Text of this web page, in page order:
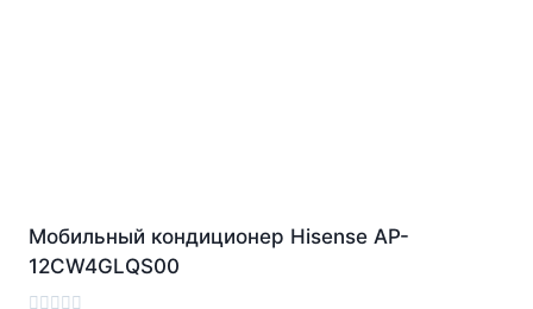
Мобильный кондиционер Hisense AP-
12CW4GLQS00